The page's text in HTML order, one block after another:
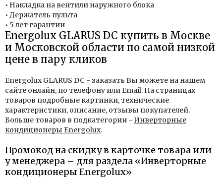
• Накладка на вентили наружного блока
• Держатель пульта
• 5 лет гарантии
Energolux GLARUS DC купить в Москве
и Московской области по самой низкой
цене в пару кликов
Energolux GLARUS DC - заказать Вы можете на нашем
сайте онлайн, по телефону или Email. На страницах
товаров подробные картинки, технические
характеристики, описание, отзывы покупателей.
Больше товаров в подкатегории - Инверторные
кондиционеры Energolux.
Промокод на скидку в карточке товара или
у менеджера – для раздела «Инверторные
кондиционеры Energolux»